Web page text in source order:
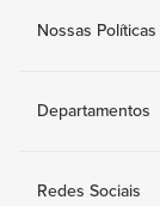
Nossas Políticas
Departamentos
Redes Sociais